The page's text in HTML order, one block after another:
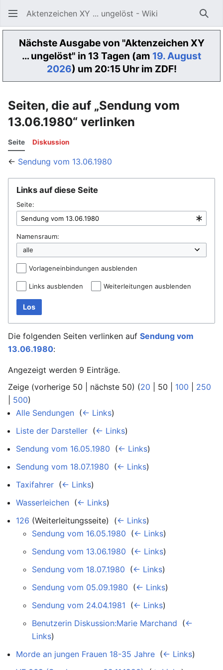
Aktenzeichen XY ... ungelöst - Wiki
Nächste Ausgabe von "Aktenzeichen XY
… ungelöst" in 13 Tagen (am 19. August
2026) um 20:15 Uhr im ZDF!
Seiten, die auf „Sendung vom
13.06.1980“ verlinken
Seite Diskussion
← Sendung vom 13.06.1980
Links auf diese Seite
Seite:
Namensraum:
Vorlageneinbindungen ausblenden
Links ausblenden Weiterleitungen ausblenden
Los
Die folgenden Seiten verlinken auf Sendung vom
13.06.1980:
Angezeigt werden 9 Einträge.
Zeige (vorherige 50 nächste 50) (20 50 100
250
500)
Alle Sendungen (← Links)
Liste der Darsteller (← Links)
Sendung vom 16.05.1980 (← Links)
Sendung vom 18.07.1980 (← Links)
Taxifahrer (← Links)
Wasserleichen (← Links)
126 (Weiterleitungsseite) ‎ (← Links)
Sendung vom 16.05.1980 (← Links)
Sendung vom 13.06.1980 (← Links)
Sendung vom 18.07.1980 (← Links)
Sendung vom 05.09.1980 (← Links)
Sendung vom 24.04.1981 (← Links)
Benutzerin Diskussion:Marie Marchand (←
Links)
Morde an jungen Frauen 18-35 Jahre (← Links)